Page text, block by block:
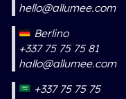
hello@allumee.com
Berlino
+337 75 75 75 81
hallo@allumee.com
+337 75 75 75